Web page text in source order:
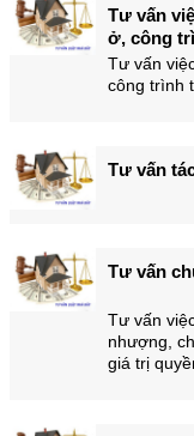
Tư vấn
ở, công
Tư vấn
công trình
Tư vấn
Tư vấn
Tư vấn
nhượng,
giá trị